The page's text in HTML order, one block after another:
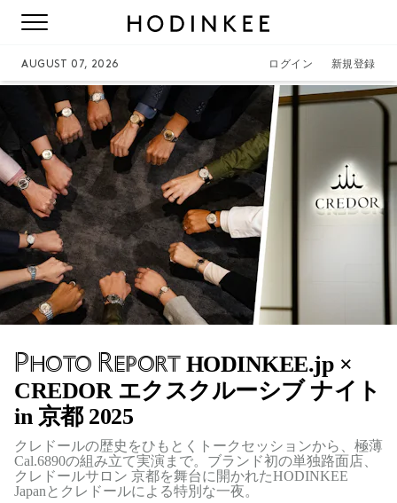
AUGUST 07, 2026 ログイン 新規登録
Photo ReportHODINKEE.jp ×
CREDOR エクスクルーシブ ナイト
in 京都 2025
クレドールの歴史をひもとくトークセッションから、極薄
Cal.6890の組み立て実演まで。ブランド初の単独路面店、
クレドールサロン 京都を舞台に開かれたHODINKEE
Japanとクレドールによる特別な一夜。